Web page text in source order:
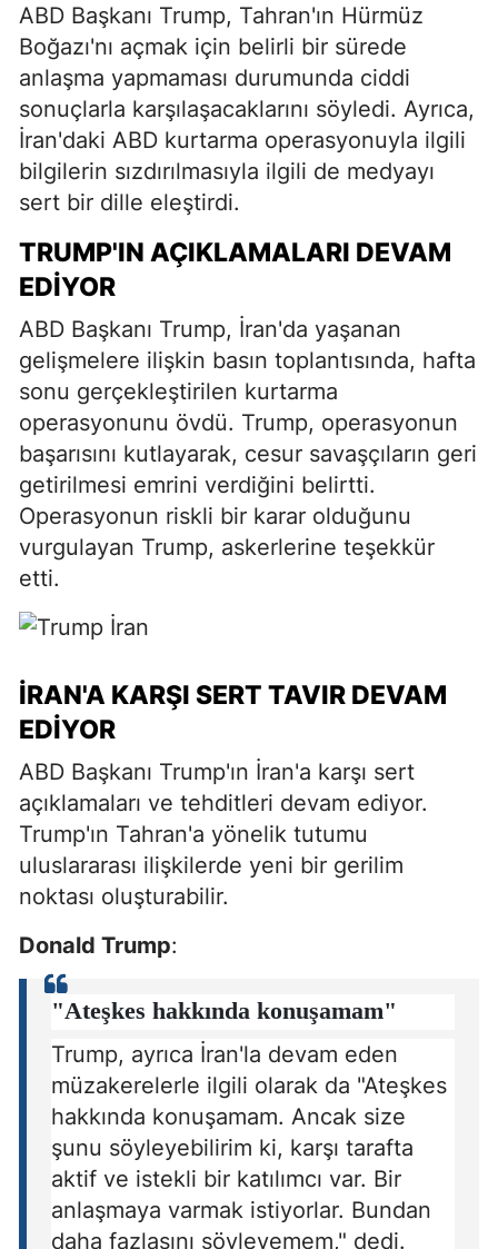
ABD Başkanı Trump, Tahran'ın Hürmüz
Boğazı'nı açmak için belirli bir sürede
anlaşma yapmaması durumunda ciddi
sonuçlarla karşılaşacaklarını söyledi. Ayrıca,
İran'daki ABD kurtarma operasyonuyla ilgili
bilgilerin sızdırılmasıyla ilgili de medyayı
sert bir dille eleştirdi.
TRUMP'IN AÇIKLAMALARI DEVAM
EDIYOR
ABD Başkanı Trump, İran'da yaşanan
gelişmelere ilişkin basın toplantısında, hafta
sonu gerçekleştirilen kurtarma
operasyonunu övdü. Trump, operasyonun
başarısını kutlayarak, cesur savaşçıların geri
getirilmesi emrini verdiğini belirtti.
Operasyonun riskli bir karar olduğunu
vurgulayan Trump, askerlerine teşekkür
etti.
İRAN'A KARŞI SERT TAVIR DEVAM
EDIYOR
ABD Başkanı Trump'ın İran'a karşı sert
açıklamaları ve tehditleri devam ediyor.
Trump'ın Tahran'a yönelik tutumu
uluslararası ilişkilerde yeni bir gerilim
noktası oluşturabilir.
Donald Trump:
"Ateşkes hakkında konuşamam"
Trump, ayrıca İran'la devam eden
müzakerelerle ilgili olarak da "Ateşkes
hakkında konuşamam. Ancak size
şunu söyleyebilirim ki, karşı tarafta
aktif ve istekli bir katılımcı var. Bir
anlaşmaya varmak istiyorlar. Bundan
daha fazlasını söyleyemem," dedi.